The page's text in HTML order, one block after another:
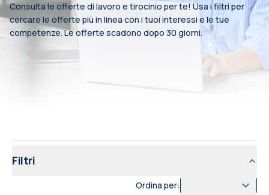
Consulta le offerte di lavoro e tirocinio per te! Usa i filtri per
cercare le offerte più in linea con i tuoi interessi e le tue
competenze. Le offerte scadono dopo 30 giorni.
Filtri
Ordina per: